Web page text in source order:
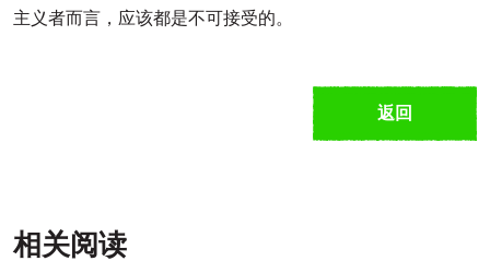
主义者而言，应该都是不可接受的。
返回
相关阅读